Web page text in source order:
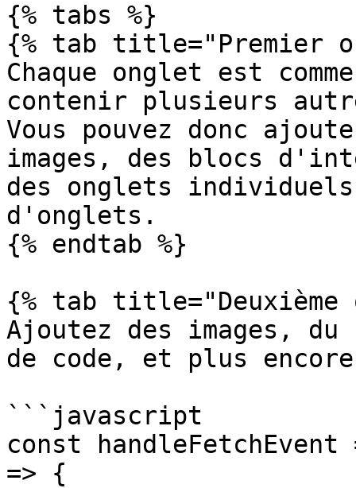
{% tabs %}
{% tab title="Premier
Chaque onglet est
contenir plusieurs
Vous pouvez donc
images, des blocs
des onglets individuels
d'onglets.
{% endtab %}
{% tab title="Deuxième
Ajoutez des images,
de code, et plus
```javascript
const
=> {